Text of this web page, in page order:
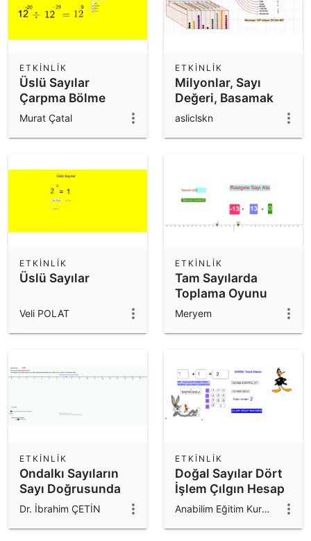
Üslü Sayılar
Çarpma Bölme
ETKINLIK
Murat Çatal
Milyonlar, Sayı
Değeri, Basamak
Değeri
ETKINLIK
asliclskn
Üslü Sayılar
ETKINLIK
Veli POLAT
Tam Sayılarda
Toplama Oyunu
ETKINLIK
Meryem
Ondalkı Sayıların
Sayı Doğrusunda
Gösterimi
ETKINLIK
Dr. İbrahim ÇETİN
Doğal Sayılar Dört
İşlem Çılgın Hesap
Makim
ETKINLIK
Anabilim Eğitim Kurumları